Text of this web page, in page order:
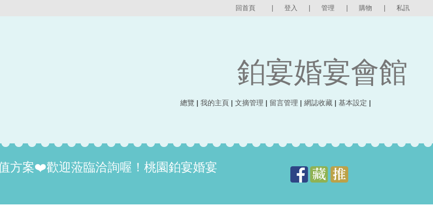
回首頁 登入 管理 購物 私訊
鉑宴婚宴會館
總覽 | 我的主頁 | 文摘管理 | 留言管理 | 網誌收藏 | 基本設定 |
方案❤️歡迎蒞臨洽詢喔！桃園鉑宴婚宴